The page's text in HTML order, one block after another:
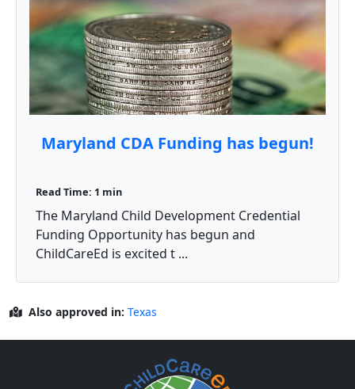
Maryland CDA Funding has begun!
Read Time: 1 min
The Maryland Child Development Credential
Funding Opportunity has begun and
ChildCareEd is excited t ...
Also approved in: Texas